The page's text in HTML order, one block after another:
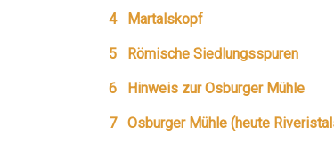
4 Martalskopf
5 Römische Siedlungsspuren
6 Hinweis zur Osburger Mühle
7 Osburger Mühle (heute